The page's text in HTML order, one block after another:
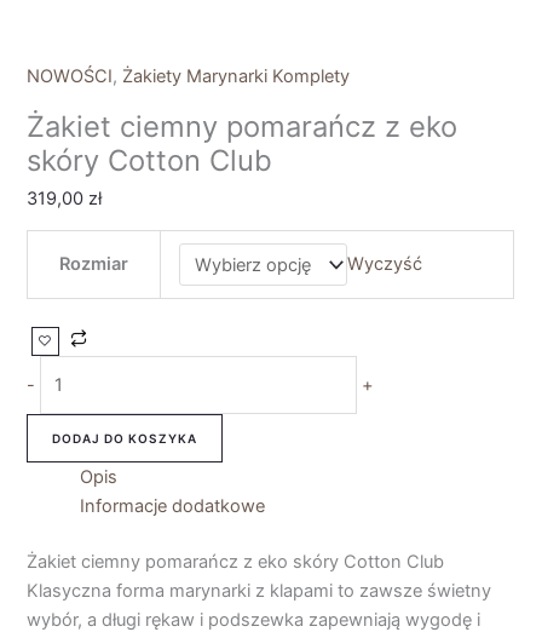
NOWOŚCI, Żakiety Marynarki Komplety
Żakiet ciemny pomarańcz z eko
skóry Cotton Club
319,00zł
Rozmiar Wyczyść
- +
DODAJ DO KOSZYKA
Opis
Informacje dodatkowe
Żakiet ciemny pomarańcz z eko skóry Cotton Club
Klasyczna forma marynarki z klapami to zawsze świetny
wybór, a długi rękaw i podszewka zapewniają wygodę i